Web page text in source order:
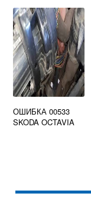
ОШИБКА 00533
SKODA OCTAVIA